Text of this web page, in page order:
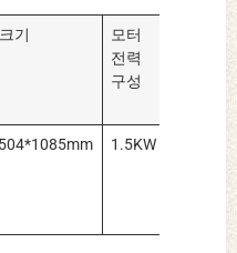
기
모터
전력
구성
1.5KW